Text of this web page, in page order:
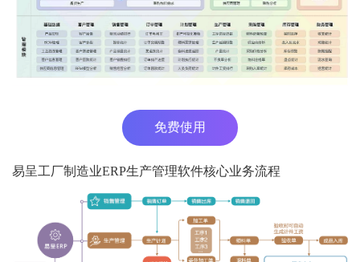
免费使用
易呈工厂制造业ERP生产管理软件核心业务流程